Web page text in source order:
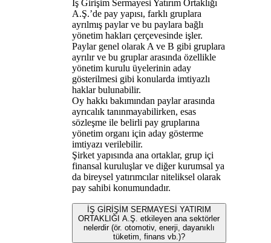
İş Girişim Sermayesi Yatırım Ortaklığı
A.Ş.’de pay yapısı, farklı gruplara
ayrılmış paylar ve bu paylara bağlı
yönetim hakları çerçevesinde işler.
Paylar genel olarak A ve B gibi gruplara
ayrılır ve bu gruplar arasında özellikle
yönetim kurulu üyelerinin aday
gösterilmesi gibi konularda imtiyazlı
haklar bulunabilir.
Oy hakkı bakımından paylar arasında
ayrıcalık tanınmayabilirken, esas
sözleşme ile belirli pay gruplarına
yönetim organı için aday gösterme
imtiyazı verilebilir.
Şirket yapısında ana ortaklar, grup içi
finansal kuruluşlar ve diğer kurumsal ya
da bireysel yatırımcılar niteliksel olarak
pay sahibi konumundadır.
İŞ GİRİŞİM SERMAYESİ YATIRIM
ORTAKLIĞI A.Ş. etkileyen ana sektörler
nelerdir (ör. otomotiv, enerji, dayanıklı
tüketim, finans vb.)?